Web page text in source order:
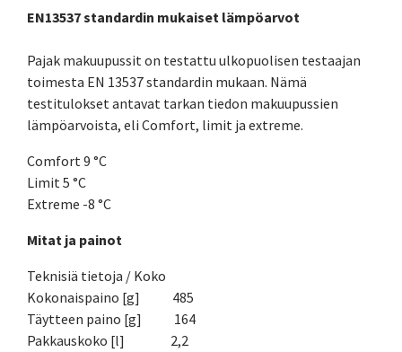
EN13537 standardin mukaiset lämpöarvot
Pajak makuupussit on testattu ulkopuolisen testaajan
toimesta EN 13537 standardin mukaan. Nämä
testitulokset antavat tarkan tiedon makuupussien
lämpöarvoista, eli Comfort, limit ja extreme.
Comfort 9 °C
Limit 5 °C
Extreme -8 °C
Mitat ja painot
Teknisiä tietoja / Koko
Kokonaispaino [g] 485
Täytteen paino [g] 164
Pakkauskoko [l] 2,2